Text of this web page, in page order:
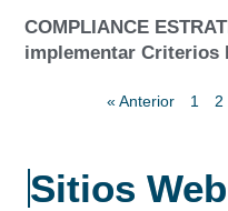
COMPLIANCE
implementar Criterios
« Anterior 1 2
Sitios